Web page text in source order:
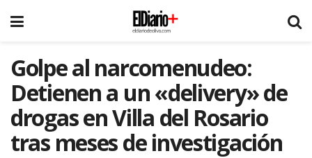
Golpe al narcomenudeo:
Detienen a un «delivery» de
drogas en Villa del Rosario
tras meses de investigación